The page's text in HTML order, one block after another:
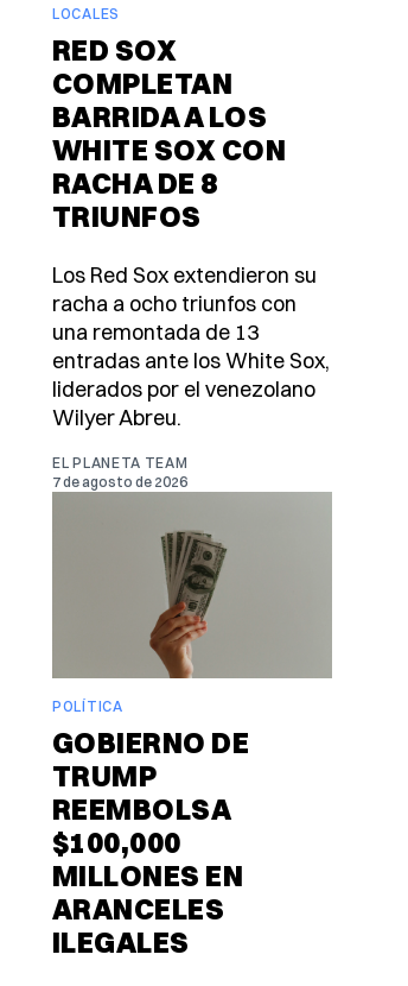
LOCALES
RED SOX
COMPLETAN
BARRIDA A LOS
WHITE SOX CON
RACHA DE 8
TRIUNFOS
Los Red Sox extendieron su
racha a ocho triunfos con
una remontada de 13
entradas ante los White Sox,
liderados por el venezolano
Wilyer Abreu.
EL PLANETA TEAM
7 de agosto de 2026
POLÍTICA
GOBIERNO DE
TRUMP
REEMBOLSA
$100,000
MILLONES EN
ARANCELES
ILEGALES